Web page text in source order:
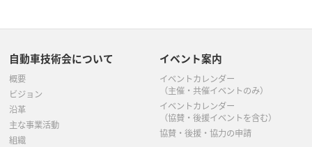
自動車技術会について
概要
ビジョン
沿革
主な事業活動
組織
イベント案内
イベントカレンダー
（主催・共催イベントのみ）
イベントカレンダー
（協賛・後援イベントを含む）
協賛・後援・協力の申請